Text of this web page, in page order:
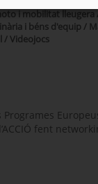
i mobilitat lleugera
i béns d'equip /
/ Videojocs
fent